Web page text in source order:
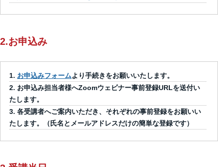
2.お申込み
お申込みフォームより手続きをお願いいたします。
お申込み担当者様へZoomウェビナー事前登録URLを送付い
たします。
各受講者へご案内いただき、それぞれの事前登録をお願いい
たします。（氏名とメールアドレスだけの簡単な登録です）